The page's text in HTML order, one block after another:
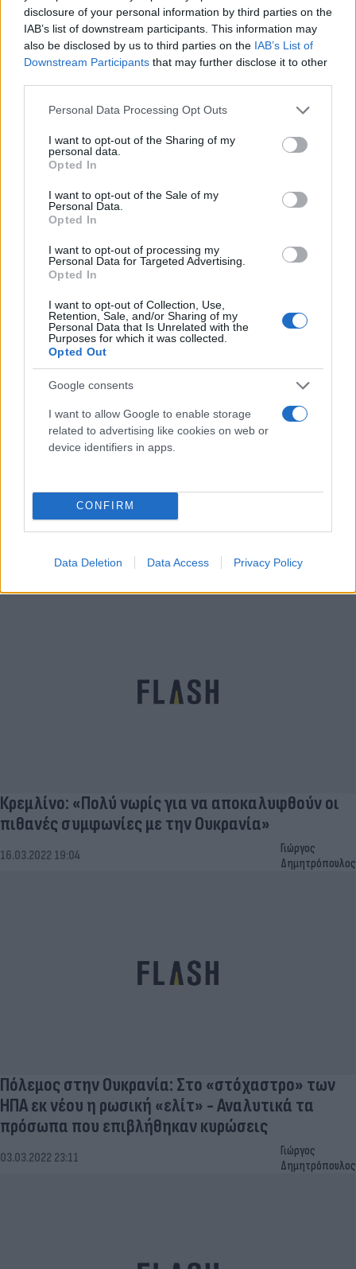
disclosure of your personal information by third parties on the
IAB’s list of downstream participants. This information may
also be disclosed by us to third parties on the IAB’s List of
Downstream Participants that may further disclose it to other
Please note that this website/app uses one or more Google
not limited to your visit or usage behaviour. You may click to
grant or deny consent to Google and its third-party tags to
use your data for below specified purposes in below Google
consent section.
Personal Data Processing Opt Outs
I want to opt-out of the Sharing of my
personal data.
Opted In
I want to opt-out of the Sale of my
Personal Data.
Opted In
I want to opt-out of processing my
Personal Data for Targeted Advertising.
Opted In
I want to opt-out of Collection, Use,
Retention, Sale, and/or Sharing of my
Personal Data that Is Unrelated with the
Purposes for which it was collected.
Opted Out
Google consents
I want to allow Google to enable storage
related to advertising like cookies on web or
device identifiers in apps.
CONFIRM
Data Deletion Data Access Privacy Policy
Κρεμλίνο: Ο διάλογος ΗΠΑ – Ρωσίας είναι
απαραίτητος σε κάθε περίπτωση
Γιώργος
Δημητρόπουλος
Αμπράμοβιτς: Fake news τα περί δηλητηρίασης
λέει ο Πεσκόφ – Τι είπε για τον ρόλο του
Κρεμλίνο: «Πολύ νωρίς για να αποκαλυφθούν οι
πιθανές συμφωνίες με την Ουκρανία»
16.03.2022 19:04
Γιώργος
Δημητρόπουλος
Πόλεμος στην Ουκρανία: Στο «στόχαστρο» των
ΗΠΑ εκ νέου η ρωσική «ελίτ» - Αναλυτικά τα
πρόσωπα που επιβλήθηκαν κυρώσεις
03.03.2022 23:11
Γιώργος
Δημητρόπουλος